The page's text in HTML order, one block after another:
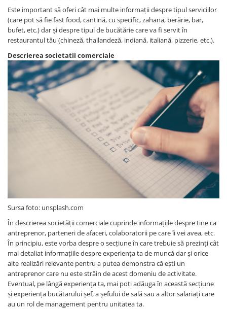
Este important să oferi cât mai multe informații despre tipul serviciilor
(care pot să fie fast food, cantină, cu specific, zahana, berărie, bar,
bufet, etc.) dar și despre tipul de bucătărie care va fi servit în
restaurantul tău (chineză, thailandeză, indiană, italiană, pizzerie, etc.).
Descrierea societatii comerciale
Sursa foto: unsplash.com
În descrierea societății comerciale cuprinde informațiile despre tine ca
antreprenor, parteneri de afaceri, colaboratorii pe care îi vei avea, etc.
În principiu, este vorba despre o secțiune în care trebuie să prezinți cât
mai detaliat informațiile despre experiența ta de muncă dar și orice
alte realizări relevante pentru a putea demonstra că ești un
antreprenor care nu este străin de acest domeniu de activitate.
Eventual, pe lângă experiența ta, mai poți adăuga în această secțiune
și experiența bucătarului șef, a șefului de sală sau a altor salariați care
au un rol de management pentru unitatea ta.